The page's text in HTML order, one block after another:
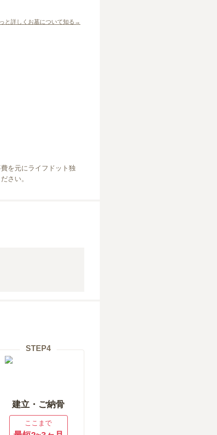
と詳しくお墓について知る→
を元にライフドット独
さい。
STEP4
建立・ご納骨
ここまで